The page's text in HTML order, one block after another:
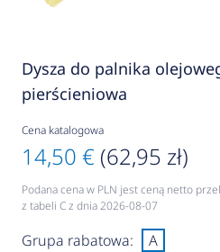
Dysza do palnika
pierścieniowa
Cena katalogowa
14,50 € (62,95 zł)
Podana cena w PLN jest ceną netto
z tabeli C z dnia 2026-08-07
Grupa rabatowa: A